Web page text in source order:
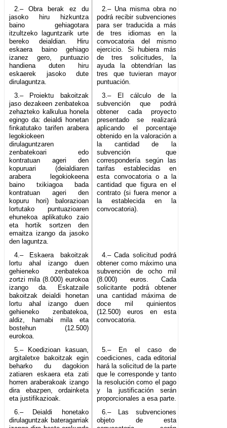
2.– Obra berak ez du
jasoko hiru hizkuntza
baino gehiagotara
itzultzeko laguntzarik urte
bereko deialdian. Hiru
eskaera baino gehiago
izanez gero, puntuazio
handiena duten hiru
eskaerek jasoko dute
dirulaguntza.
2.– Una misma obra no
podrá recibir subvenciones
para ser traducida a más
de tres idiomas en la
convocatoria del mismo
ejercicio. Si hubiera más
de tres solicitudes, la
ayuda la obtendrían las
tres que tuvieran mayor
puntuación.
3.– Proiektu bakoitzak
jaso dezakeen zenbatekoa
zehazteko kalkulua honela
egingo da: deialdi honetan
finkatutako tarifen arabera
legokiokeen
dirulaguntzaren
zenbatekoari edo
kontratuan ageri den
kopuruari (deialdiaren
arabera legokiokeena
baino txikiagoa bada
kontratuan ageri den
kopuru hori) balorazioan
lortutako puntuazioaren
ehunekoa aplikatuko zaio
eta hortik sortzen den
emaitza izango da jasoko
den laguntza.
3.– El cálculo de la
subvención que podrá
obtener cada proyecto
presentado se realizará
aplicando el porcentaje
obtenido en la valoración a
la cantidad de la
subvención que
correspondería según las
tarifas establecidas en
esta convocatoria o a la
cantidad que figura en el
contrato (si fuera menor a
la establecida en la
convocatoria).
4.– Eskaera bakoitzak
lortu ahal izango duen
gehieneko zenbatekoa
zortzi mila (8.000) eurokoa
izango da. Eskatzaile
bakoitzak deialdi honetan
lortu ahal izango duen
gehieneko zenbatekoa,
aldiz, hamabi mila eta
bostehun (12.500)
eurokoa.
4.– Cada solicitud podrá
obtener como máximo una
subvención de ocho mil
(8.000) euros. Cada
solicitante podrá obtener
una cantidad máxima de
doce mil quinientos
(12.500) euros en esta
convocatoria.
5.– Koedizioan kasuan,
argitaletxe bakoitzak egin
beharko du dagokion
zatiaren eskaera eta zati
horren araberakoak izango
dira ebazpen, ordainketa
eta justifikazioak.
5.– En el caso de
coediciones, cada editorial
hará la solicitud de la parte
que le corresponde y tanto
la resolución como el pago
y la justificación serán
proporcionales a esa parte.
6.– Deialdi honetako
dirulaguntzak bateragarriak
6.– Las subvenciones
objeto de esta